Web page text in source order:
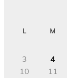
L M
3
4
10
11